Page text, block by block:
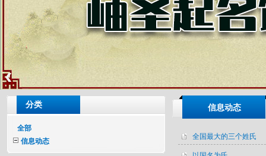
‹
分类
全部
信息动态
信息动态
全国最大的三个姓氏